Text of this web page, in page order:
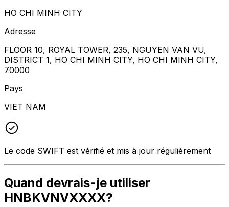
HO CHI MINH CITY
Adresse
FLOOR 10, ROYAL TOWER, 235, NGUYEN VAN VU,
DISTRICT 1, HO CHI MINH CITY, HO CHI MINH CITY,
70000
Pays
VIET NAM
Le code SWIFT est vérifié et mis à jour régulièrement
Quand devrais-je utiliser
HNBKVNVXXXX?